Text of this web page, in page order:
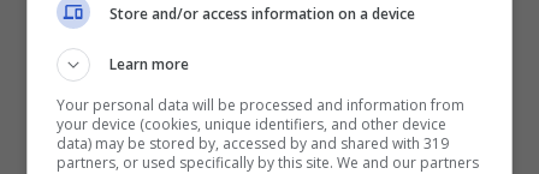
fattore cabala: in questi playoff, contro
Casarano e Salernitana, ha sempre replicato lo
stesso spartito (un pareggio e una vittoria).
Con una posta in palio così gigantesca,
l’imperativo iniziale di entrambe le squadre sarà
Store and/or access information on a device
Learn more
Your personal data will be processed and information from
your device (cookies, unique identifiers, and other device
data) may be stored by, accessed by and shared with 319
partners, or used specifically by this site. We and our partners